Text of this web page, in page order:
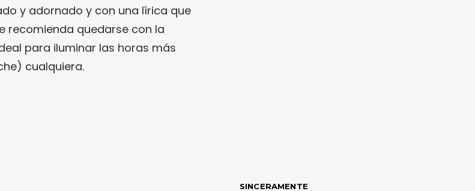
y adornado y con una lírica que
recomienda quedarse con la
para iluminar las horas más
cualquiera.
SINCERAMENTE